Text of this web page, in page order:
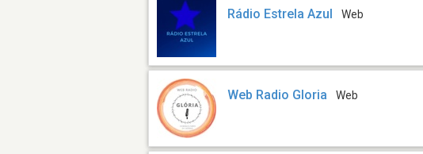
Rádio Estrela Azul Web
Web Radio Gloria Web